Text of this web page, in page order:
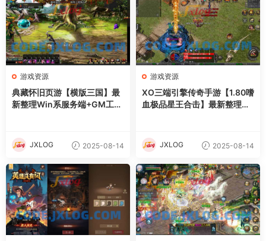
游戏资源
典藏怀旧页游【横版三国】最
新整理Win系服务端+GM工具
JXLOG 2025-08-14
游戏资源
XO三端引擎传奇手游【1.80嗜
血极品星王合击】最新整理Wi
JXLOG 2025-08-14